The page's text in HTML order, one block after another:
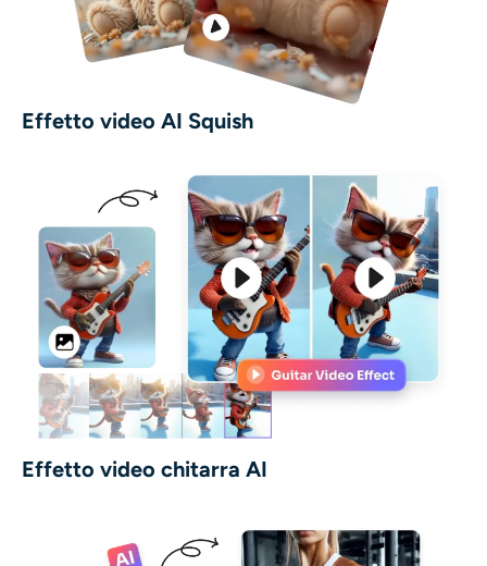
Effetto video AI Squish
Effetto video chitarra AI